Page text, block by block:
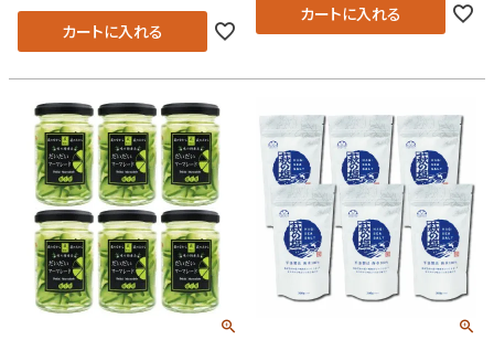
カートに入れる
カートに入れる